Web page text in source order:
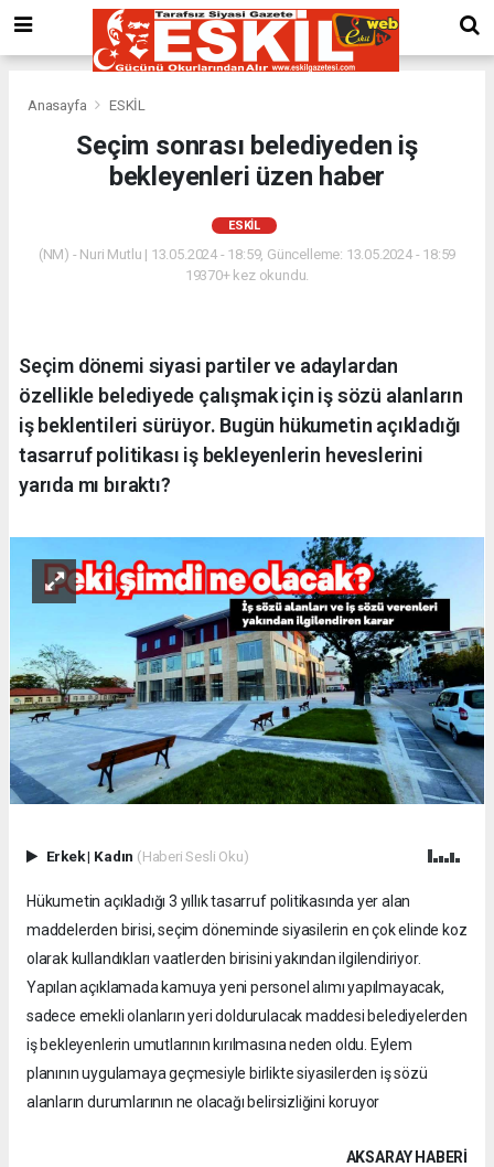
Anasayfa ESKİL
Seçim sonrası belediyeden iş
bekleyenleri üzen haber
ESKİL
(NM) - Nuri Mutlu | 13.05.2024 - 18:59, Güncelleme: 13.05.2024 - 18:59
19370+ kez okundu.
Seçim dönemi siyasi partiler ve adaylardan
özellikle belediyede çalışmak için iş sözü alanların
iş beklentileri sürüyor. Bugün hükumetin açıkladığı
tasarruf politikası iş bekleyenlerin heveslerini
yarıda mı bıraktı?
Erkek| Kadın (Haberi Sesli Oku)
Hükumetin açıkladığı 3 yıllık tasarruf politikasında yer alan
maddelerden birisi, seçim döneminde siyasilerin en çok elinde koz
olarak kullandıkları vaatlerden birisini yakından ilgilendiriyor.
Yapılan açıklamada kamuya yeni personel alımı yapılmayacak,
sadece emekli olanların yeri doldurulacak maddesi belediyelerden
iş bekleyenlerin umutlarının kırılmasına neden oldu. Eylem
planının uygulamaya geçmesiyle birlikte siyasilerden iş sözü
alanların durumlarının ne olacağı belirsizliğini koruyor
AKSARAY HABERİ